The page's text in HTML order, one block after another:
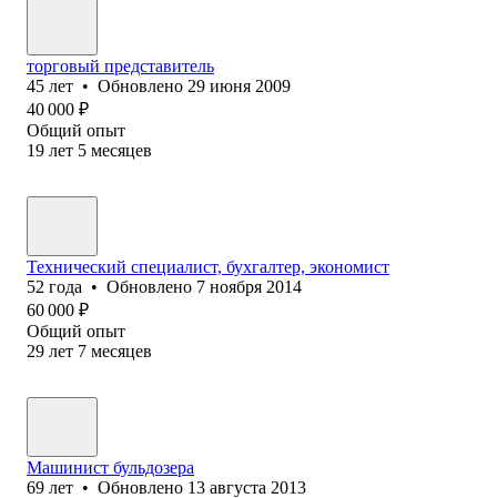
торговый представитель
45 лет • Обновлено 29 июня 2009
40 000 ₽
Общий опыт
19 лет 5 месяцев
Технический специалист, бухгалтер, экономист
52 года • Обновлено 7 ноября 2014
60 000 ₽
Общий опыт
29 лет 7 месяцев
Машинист бульдозера
69 лет • Обновлено 13 августа 2013